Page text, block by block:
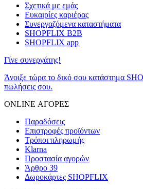
Σχετικά με εμάς
Ευκαιρίες καριέρας
Συνεργαζόμενα καταστήματα
SHOPFLIX B2B
SHOPFLIX app
Γίνε συνεργάτης!
Άνοιξε τώρα το δικό σου κατάστημα
πωλήσεις σου.
ONLINE ΑΓΟΡΕΣ
Παραδόσεις
Επιστροφές προϊόντων
Τρόποι πληρωμής
Klarna
Προστασία αγορών
Άρθρο 39
Δωροκάρτες SHOPFLIX